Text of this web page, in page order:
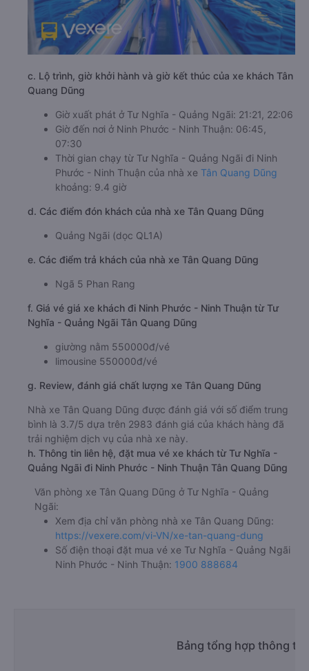
c. Lộ trình, giờ khởi hành và giờ kết thúc của xe khách Tân
Quang Dũng
Giờ xuất phát ở Tư Nghĩa - Quảng Ngãi: 21:21, 22:06
Giờ đến nơi ở Ninh Phước - Ninh Thuận: 06:45,
07:30
Thời gian chạy từ Tư Nghĩa - Quảng Ngãi đi Ninh
Phước - Ninh Thuận của nhà xe Tân Quang Dũng
khoảng: 9.4 giờ
d. Các điểm đón khách của nhà xe Tân Quang Dũng
Quảng Ngãi (dọc QL1A)
e. Các điểm trả khách của nhà xe Tân Quang Dũng
Ngã 5 Phan Rang
f. Giá vé giá xe khách đi Ninh Phước - Ninh Thuận từ Tư
Nghĩa - Quảng Ngãi Tân Quang Dũng
giường nằm 550000đ/vé
limousine 550000đ/vé
g. Review, đánh giá chất lượng xe Tân Quang Dũng
Nhà xe Tân Quang Dũng được đánh giá với số điểm trung
bình là 3.7/5 dựa trên 2983 đánh giá của khách hàng đã
trải nghiệm dịch vụ của nhà xe này.
h. Thông tin liên hệ, đặt mua vé xe khách từ Tư Nghĩa -
Quảng Ngãi đi Ninh Phước - Ninh Thuận Tân Quang Dũng
Văn phòng xe Tân Quang Dũng ở Tư Nghĩa - Quảng
Ngãi:
Xem địa chỉ văn phòng nhà xe Tân Quang Dũng:
https://vexere.com/vi-VN/xe-tan-quang-dung
Số điện thoại đặt mua vé xe Tư Nghĩa - Quảng Ngãi
Ninh Phước - Ninh Thuận: 1900 888684
Bảng tổng hợp thông